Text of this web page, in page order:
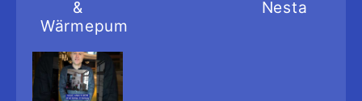
&
Wärmepumpenspezialist
Nesta